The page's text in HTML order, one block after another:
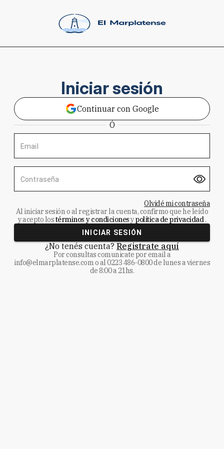
Iniciar sesión
Continuar con Google
Ó
Email
Contraseña
Olvidé mi contraseña
Al iniciar sesión o al registrar la cuenta, confirmo que he leído
y acepto lostérminos y condicionesypolítica de privacidad.
INICIAR SESIÓN
¿No tenés cuenta? Registrate aquí
Por consultas comunicate por email a
info@elmarplatense.como al0223 486-0800de lunes a viernes
de 8:00 a 21hs.